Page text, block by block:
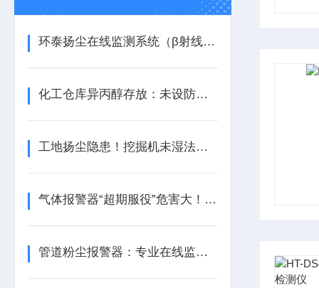
环泰扬尘在线监测系统（β射线）如何‘透视’扬尘？
化工仓库异丙醇存放：未设防爆型有毒可燃气体报警器，重大隐患！
工地扬尘隐患！挖掘机未湿法作业，喷淋雾炮未开启！
气体报警器“超期服役”危害大！何时更换？记住这几点！
管道粉尘报警器：专业在线监测安全防控设备